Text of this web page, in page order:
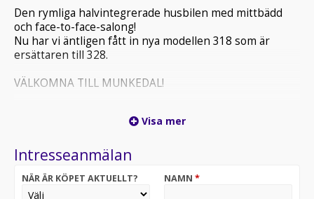
Den rymliga halvintegrerade husbilen med mittbädd
och face-to-face-salong!
Nu har vi äntligen fått in nya modellen 318 som är
ersättaren till 328.
VÄLKOMNA TILL MUNKEDAL!
Face-to-Face Sittgrupp
Pack Connect
Visa mer
Intresseanmälan
NÄR ÄR KÖPET AKTUELLT? NAMN *